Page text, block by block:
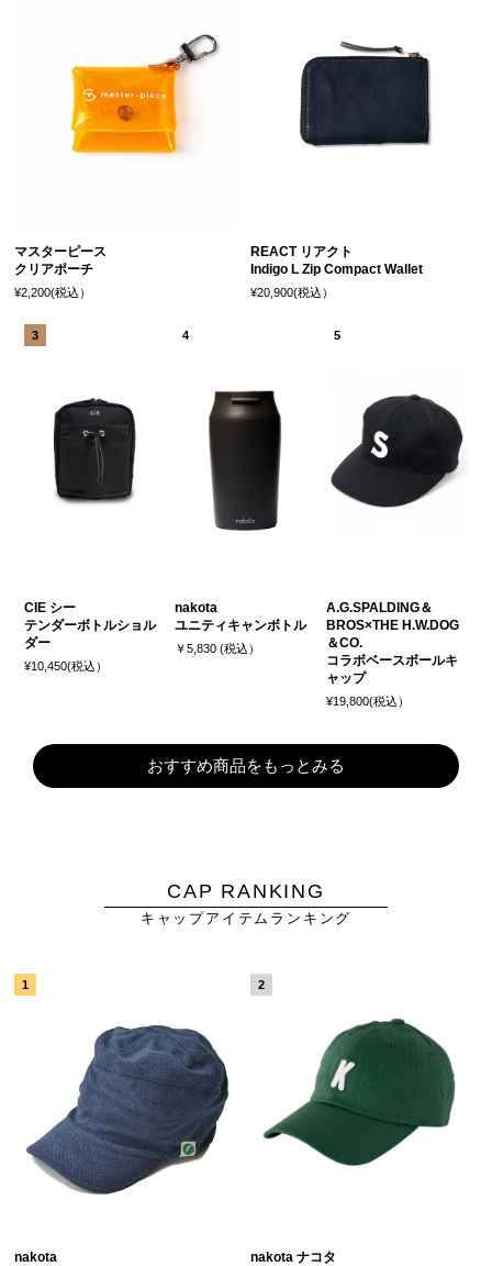
マスターピース
クリアポーチ
¥2,200(税込）
REACT リアクト
Indigo L Zip Compact Wallet
¥20,900(税込）
CIE シー
テンダーボトルショル
ダー
¥10,450(税込）
nakota
ユニティキャンボトル
￥5,830 (税込）
A.G.SPALDING＆
BROS×THE H.W.DOG
＆CO.
コラボベースボールキ
ャップ
¥19,800(税込）
おすすめ商品をもっとみる
CAP RANKING
キャップアイテムランキング
nakota
nakota ナコタ